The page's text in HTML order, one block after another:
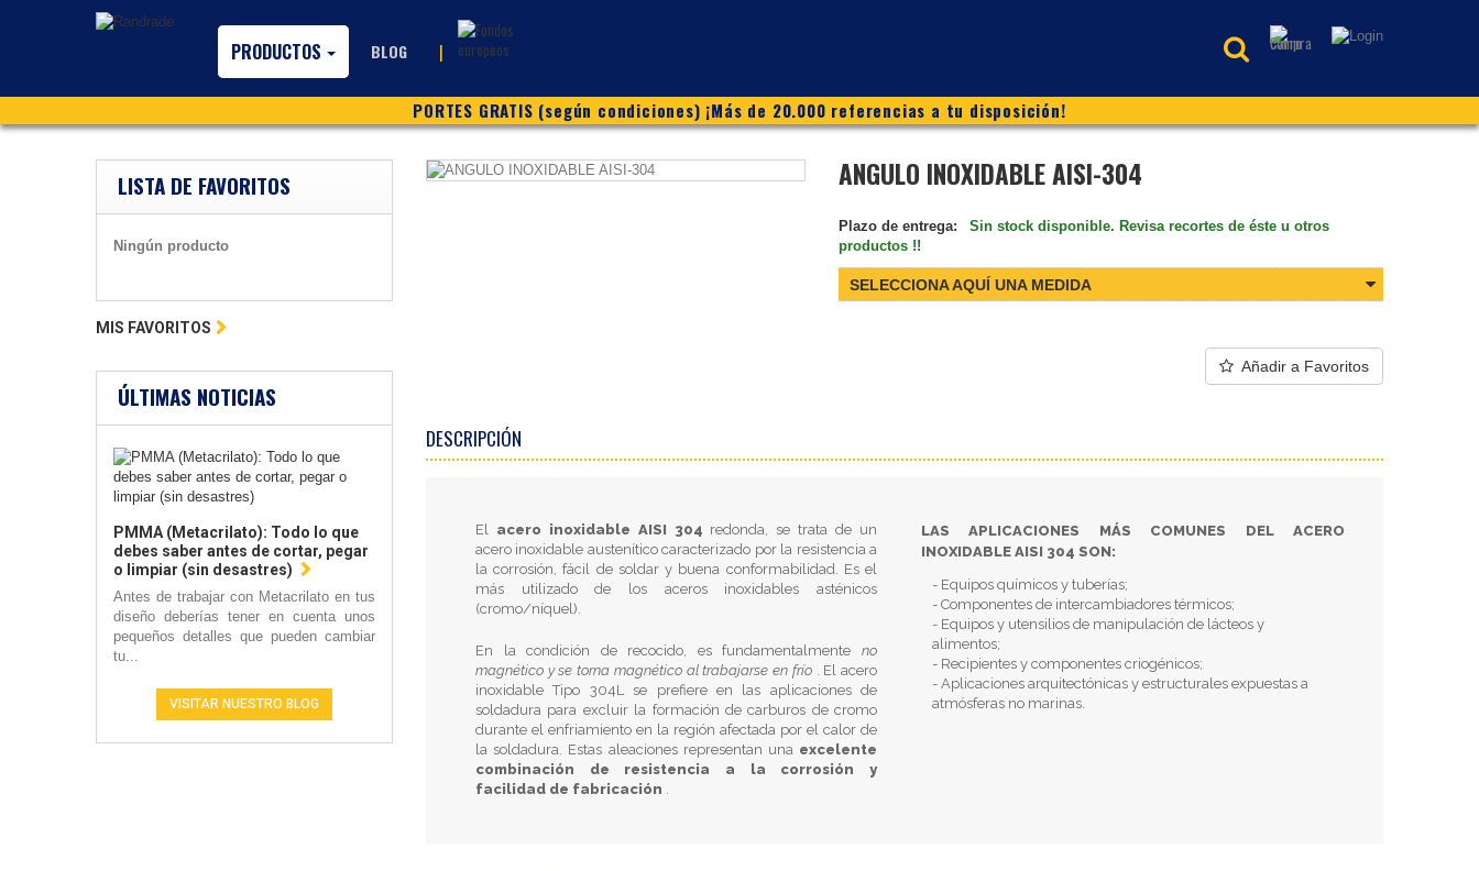
PRODUCTOS BLOG |
PORTES GRATIS (según condiciones) ¡Más de 20.000 referencias a tu disposición!
LISTA DE FAVORITOS
Ningún producto
MIS FAVORITOS
ÚLTIMAS NOTICIAS
PMMA (Metacrilato): Todo lo que
debes saber antes de cortar, pegar
o limpiar (sin desastres)
Antes de trabajar con Metacrilato en tus
diseño deberías tener en cuenta unos
pequeños detalles que pueden cambiar
tu...
VISITAR NUESTRO BLOG
ANGULO INOXIDABLE AISI-304
Plazo de entrega:
Sin stock disponible. Revisa recortes de éste u otros
productos !!
SELECCIONA AQUÍ UNA MEDIDA
Añadir a Favoritos
DESCRIPCIÓN
El acero inoxidable AISI 304 redonda, se trata de un
acero inoxidable austenítico caracterizado por la resistencia a
la corrosión, fácil de soldar y buena conformabilidad. Es el
más utilizado de los aceros inoxidables asténicos
(cromo/níquel).
En la condición de recocido, es fundamentalmente no
magnético y se torna magnético al trabajarse en frío . El acero
inoxidable Tipo 304L se prefiere en las aplicaciones de
soldadura para excluir la formación de carburos de cromo
durante el enfriamiento en la región afectada por el calor de
la soldadura. Estas aleaciones representan una excelente
combinación de resistencia a la corrosión y
facilidad de fabricación .
LAS APLICACIONES MÁS COMUNES DEL ACERO
INOXIDABLE AISI 304 SON:
- Equipos químicos y tuberías;
- Componentes de intercambiadores térmicos;
- Equipos y utensilios de manipulación de lácteos y
alimentos;
- Recipientes y componentes criogénicos;
- Aplicaciones arquitectónicas y estructurales expuestas a
atmósferas no marinas.